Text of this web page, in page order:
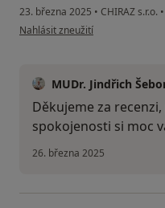
23. března 2025 • CHIRAZ s.r.o. •
podle názoru uživatele Milena H.
Nahlásit zneužití
MUDr. Jindřich
Děkujeme za
spokojenosti si moc
26. března 2025